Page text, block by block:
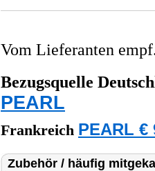
Vom Lieferanten
Bezugsquelle
PEARL
Frankreich PEARL €
Zubehör / häufig